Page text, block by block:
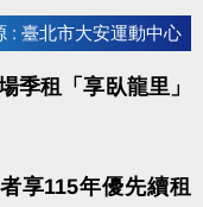
: 臺北市大安運動中心
季租「享臥龍里」
享115年優先續租